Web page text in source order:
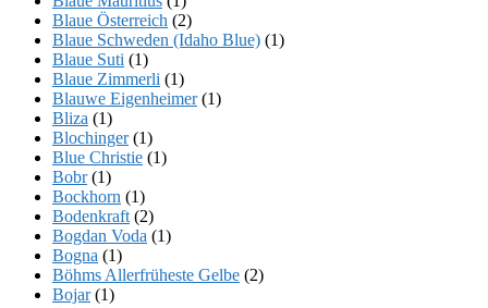
Blaue Österreich (2)
Blaue Schweden (Idaho Blue) (1)
Blaue Suti (1)
Blaue Zimmerli (1)
Blauwe Eigenheimer(1)
Bliza (1)
Blochinger(1)
Blue Christie (1)
Bobr(1)
Bockhorn (1)
Bodenkraft (2)
Bogdan Voda (1)
Bogna (1)
Böhms Allerfrüheste Gelbe (2)
Bojar(1)